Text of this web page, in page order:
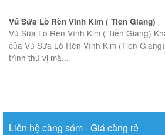
Vú Sữa Lò Rèn Vĩnh Kim ( Tiền Giang)
Vú Sữa Lò Rèn Vĩnh Kim ( Tiền Giang)
của Vú Sữa Lò Rèn Vĩnh Kim (Tiền
trình thú vị mà...
Liên hệ càng sớm - Giá càng rẻ